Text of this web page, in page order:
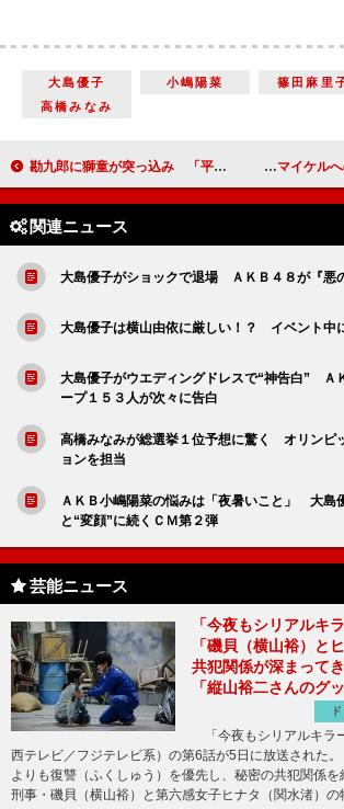
大島優子 小嶋陽菜
篠田麻里
高橋みなみ
勘九郎に獅童が突っ込み 「平成のプレーボーイの名は譲る」 ＥＸＩＬＥ、夢のコ
関連ニュース
大島優子がショックで退場 ＡＫＢ４８が『悪
大島優子は横山由依に厳しい！？ イベント中
大島優子がウエディングドレスで“神告白” Ａ
ープ１５３人が次々に告白
高橋みなみが総選挙１位予想に驚く オリンピ
ョンを担当
ＡＫＢ小嶋陽菜の悩みは「夜暑いこと」 大島
と“変顔”に続くＣＭ第２弾
芸能ニュース
「今夜もシリアルキ
「磯貝（横山裕）と
共犯関係が深まって
「縦山裕二さんのグ
「今夜もシリアルキラ
西テレビ／フジテレビ系）の第6話が5日に放送された
よりも復讐（ふくしゅう）を優先し、秘密の共犯関係
刑事・磯貝（横山裕）と第六感女子ヒナタ（関水渚）